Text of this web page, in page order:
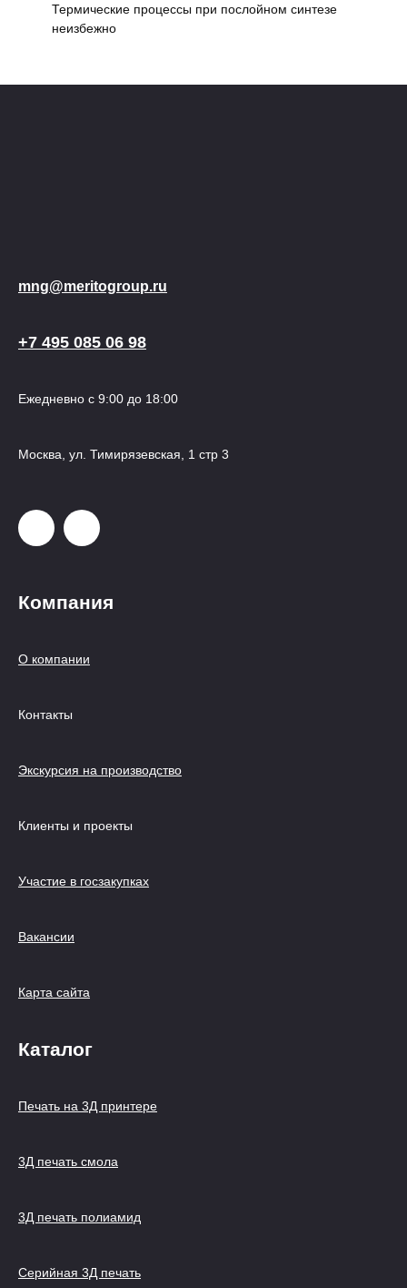
Термические процессы при послойном синтезе
неизбежно
mng@meritogroup.ru
+7 495 085 06 98
Ежедневно с 9:00 до 18:00
Москва, ул. Тимирязевская, 1 стр 3
Компания
О компании
Контакты
Экскурсия на производство
Клиенты и проекты
Участие в госзакупках
Вакансии
Карта сайта
Каталог
Печать на 3Д принтере
3Д печать смола
3Д печать полиамид
Серийная 3Д печать